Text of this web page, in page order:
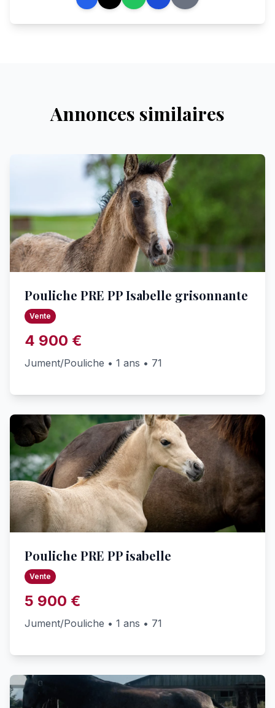
Annonces similaires
Pouliche PRE PP Isabelle grisonnante
Vente
4 900 €
Jument/Pouliche • 1 ans • 71
Pouliche PRE PP isabelle
Vente
5 900 €
Jument/Pouliche • 1 ans • 71